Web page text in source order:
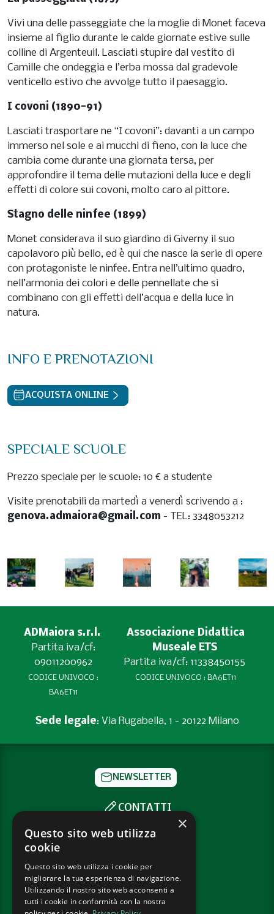
Vivi una delle passeggiate che la moglie di Monet faceva
insieme al figlio durante le calde giornate estive sulle
colline di Argenteuil. Lasciati stupire dal vestito di
Camille che ondeggia e l’erba mossa dal gradevole
venticello estivo che avvolge tutto il paesaggio.
I covoni (1890-91)
Lasciati trasportare ne “I covoni”: davanti a un campo
immerso nel sole e ai mucchi di fieno, con la luce che
cambia come durante una giornata tersa, per
approfondire il tema delle mutazioni della luce e degli
effetti di colore sui covoni, molto caro al pittore.
Stagno delle ninfee (1899)
Monet considerava il suo giardino di Giverny il suo
capolavoro più bello, ed è qui che nasce la serie di opere
con protagoniste le ninfee. Entra nell’ultimo quadro,
nell’armonia dei colori e delle pennellate che si
combinano con gli effetti dell’acqua e della luce in
natura.
INFO E PRENOTAZIONI
ACQUISTA ONLINE
SPECIALE SCUOLE
Prezzo speciale per le scuole: 10 € a studente
Visite prenotabili da martedì a venerdì scrivendo a :
genova.admaiora@gmail.com - TEL: 3348053212
ADMaiora s.r.l.
Partita iva/cf:
09011200962
CODICE UNIVOCO :
BA6ET11
Associazione Didattica
Museale ETS
Partita iva/cf: 11338450155
CODICE UNIVOCO : BA6ET11
Sede legale: Via Rugabella, 1 - 20122 Milano
NEWSLETTER
CONTATTI
SOCIAL
PRIVACY POLICY
COOKIE POLICY
×
Questo sito web utilizza
cookie
Questo sito web utilizza i cookie per
migliorare la tua esperienza di navigazione.
Utilizzando il nostro sito web acconsenti a
tutti i cookie in conformità con la nostra